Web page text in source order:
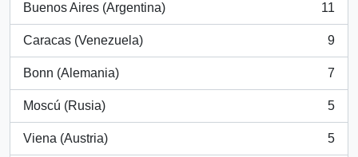
Buenos Aires (Argentina)
, 11 resultados
11
Caracas (Venezuela)
, 9 resultados
9
Bonn (Alemania)
, 7 resultados
7
Moscú (Rusia)
, 5 resultados
5
Viena (Austria)
, 5 resultados
5